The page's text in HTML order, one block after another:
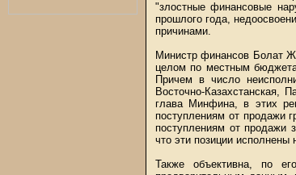
"злостные финансовые
прошлого года,
причинами.
Министр финансов Болат
целом по местным
Причем в число
Восточно-Казахстанская,
глава Минфина, в этих
поступлениям от продажи
поступлениям от продажи
что эти позиции исполнены
Также объективна, по